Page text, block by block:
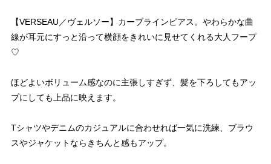
【VERSEAU／ヴェルソー】カーブラインピアス。やわらかな曲
線が耳元にすっと沿って横顔をきれいに見せてくれる大人フープ
♡
ほどよいボリューム感なのに主張しすぎず、髪を下ろしてもアッ
プにしても上品に映えます。
Tシャツやデニムのカジュアルに合わせれば一気に洗練、ブラウ
スやジャケットならきちんと感もアップ。